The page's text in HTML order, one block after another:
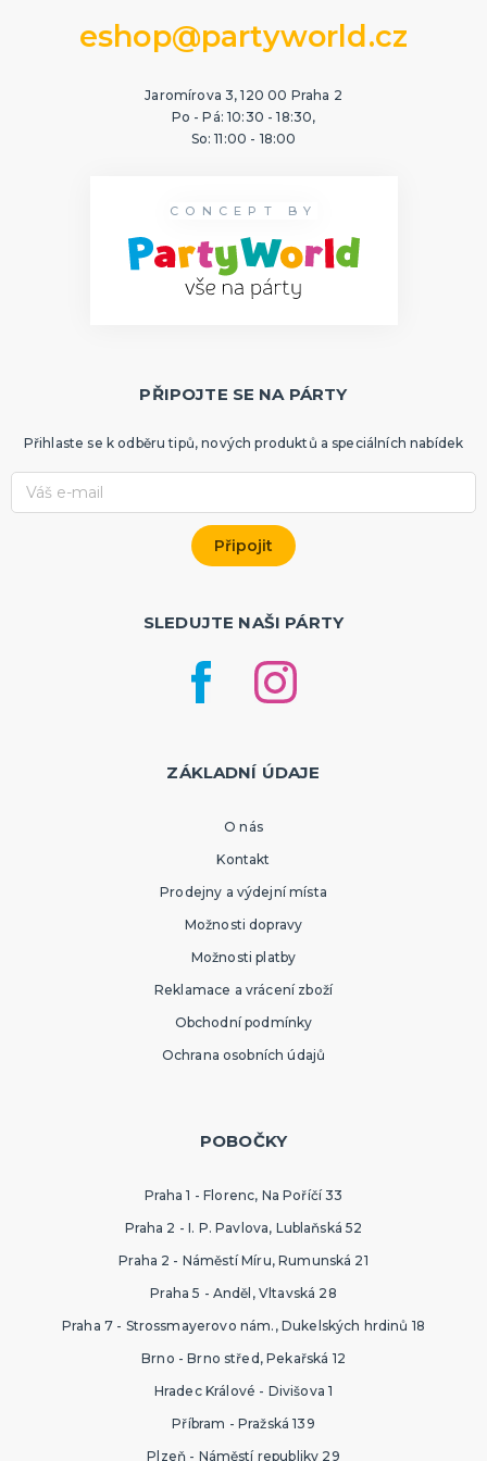
eshop@partyworld.cz
Jaromírova 3, 120 00 Praha 2
Po - Pá: 10:30 - 18:30,
So: 11:00 - 18:00
CONCEPT BY
PŘIPOJTE SE NA PÁRTY
Přihlaste se k odběru tipů, nových produktů a speciálních nabídek
SLEDUJTE NAŠI PÁRTY
ZÁKLADNÍ ÚDAJE
O nás
Kontakt
Prodejny a výdejní místa
Možnosti dopravy
Možnosti platby
Reklamace a vrácení zboží
Obchodní podmínky
Ochrana osobních údajů
POBOČKY
Praha 1 - Florenc, Na Poříčí 33
Praha 2 - I. P. Pavlova, Lublaňská 52
Praha 2 - Náměstí Míru, Rumunská 21
Praha 5 - Anděl, Vltavská 28
Praha 7 - Strossmayerovo nám., Dukelských hrdinů 18
Brno - Brno střed, Pekařská 12
Hradec Králové - Divišova 1
Příbram - Pražská 139
Plzeň - Náměstí republiky 29